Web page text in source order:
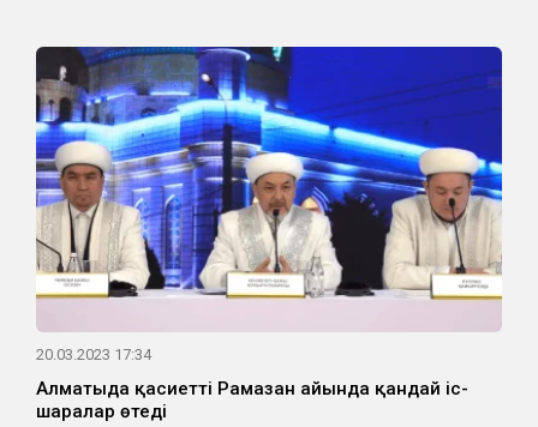
20.03.2023 17:34
Алматыда қасиетті Рамазан айында қандай іс-
шаралар өтеді